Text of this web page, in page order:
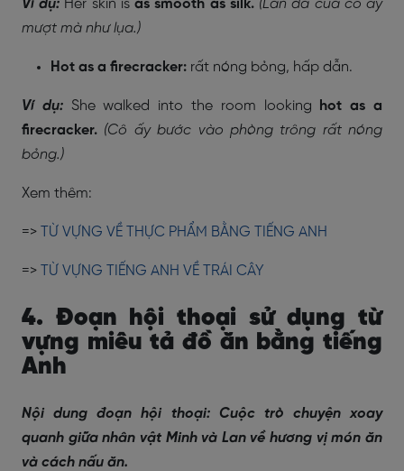
Ví dụ: Her skin isas smooth as silk. (Làn da của cô ấy
mượt mà như lụa.)
Hot as a firecracker: rất nóng bỏng, hấp dẫn.
Ví dụ: She walked into the room looking hot as a
firecracker. (Cô ấy bước vào phòng trông rất nóng
bỏng.)
Xem thêm:
=> TỪ VỰNG VỀ THỰC PHẨM BẰNG TIẾNG ANH
=> TỪ VỰNG TIẾNG ANH VỀ TRÁI CÂY
4. Đoạn hội thoại sử dụng từ
vựng miêu tả đồ ăn bằng tiếng
Anh
Nội dung đoạn hội thoại: Cuộc trò chuyện xoay
quanh giữa nhân vật Minh và Lan về hương vị món ăn
và cách nấu ăn.